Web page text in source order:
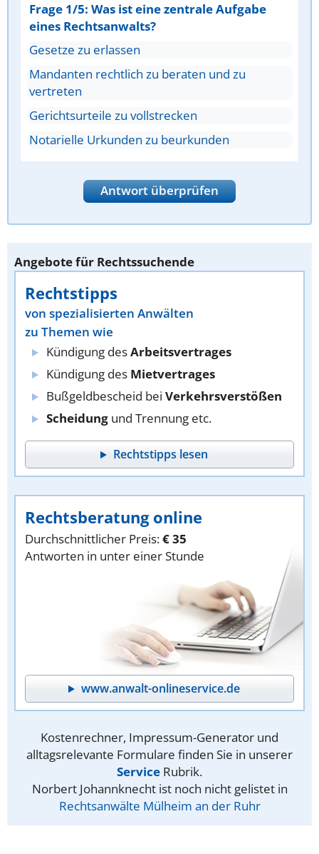
Frage 1/5: Was ist eine zentrale Aufgabe
eines Rechtsanwalts?
Gesetze zu erlassen
Mandanten rechtlich zu beraten und zu
vertreten
Gerichtsurteile zu vollstrecken
Notarielle Urkunden zu beurkunden
Antwort überprüfen
Angebote für Rechtssuchende
Rechtstipps
von spezialisierten Anwälten
zu Themen wie
Kündigung desArbeitsvertrages
Kündigung des Mietvertrages
Bußgeldbescheid bei Verkehrsverstößen
Scheidung und Trennung etc.
Rechtstipps lesen
Rechtsberatung online
Durchschnittlicher Preis:€ 35
Antworten in unter einer Stunde
www.anwalt-onlineservice.de
Kostenrechner, Impressum-Generator und
alltagsrelevante Formulare finden Sie in unserer
Service Rubrik.
Norbert Johannknecht ist noch nicht gelistet in
Rechtsanwälte Mülheim an der Ruhr